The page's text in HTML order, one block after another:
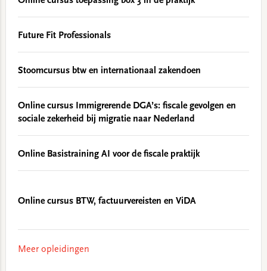
Future Fit Professionals
Stoomcursus btw en internationaal zakendoen
Online cursus Immigrerende DGA’s: fiscale gevolgen en
sociale zekerheid bij migratie naar Nederland
Online Basistraining AI voor de fiscale praktijk
Online cursus BTW, factuurvereisten en ViDA
Meer opleidingen